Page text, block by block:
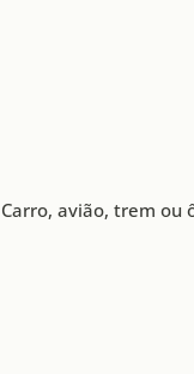
avião, trem ou